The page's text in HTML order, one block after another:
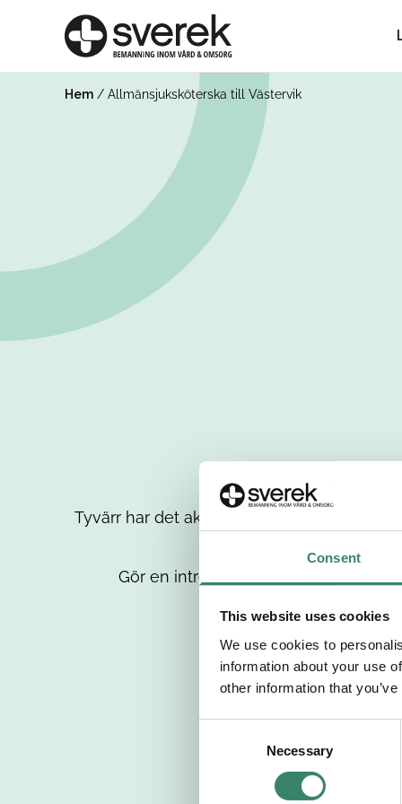
Consent
This website uses cookies
We use cookies to
information about your use
other information that
Necessary
Hem / Allmänsjuksköterska till Västervik
Tyvärr har det aktuella jobbet tagits bort
Gör en intresseanmälan så